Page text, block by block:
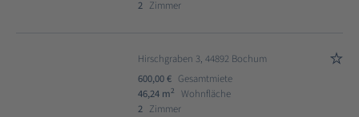
2 Zimmer
Hirschgraben 3, 44892 Bochum
600,00 € Gesamtmiete
46,24 m2
Wohnfläche
2 Zimmer